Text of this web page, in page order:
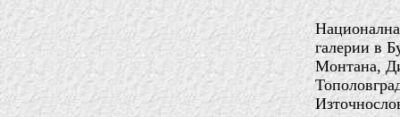
галерии в
Монтана,